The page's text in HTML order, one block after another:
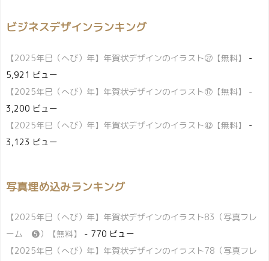
ビジネスデザインランキング
【2025年巳（へび）年】年賀状デザインのイラスト㉗【無料】
-
5,921 ビュー
【2025年巳（へび）年】年賀状デザインのイラスト⑰【無料】
-
3,200 ビュー
【2025年巳（へび）年】年賀状デザインのイラスト㊷【無料】
-
3,123 ビュー
写真埋め込みランキング
【2025年巳（へび）年】年賀状デザインのイラスト83（写真フレ
ーム ❺）【無料】
- 770 ビュー
【2025年巳（へび）年】年賀状デザインのイラスト78（写真フレ